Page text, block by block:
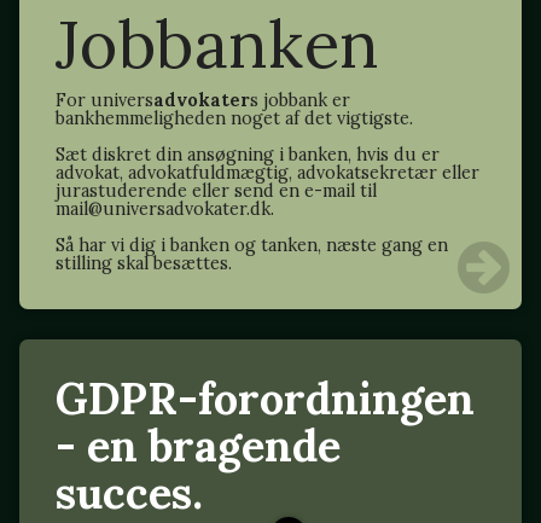
Jobbanken
For universadvokaters jobbank er
bankhemmeligheden noget af det vigtigste.
Sæt diskret din ansøgning i banken, hvis du er
advokat, advokatfuldmægtig, advokatsekretær eller
jurastuderende eller send en e-mail til
mail@universadvokater.dk.
Så har vi dig i banken og tanken, næste gang en
stilling skal besættes.
GDPR-forordningen
- en bragende
succes.